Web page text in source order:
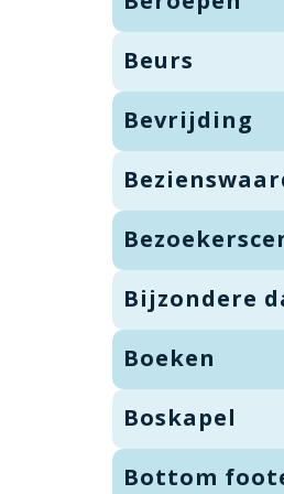
Beurs
Bevrijding
Bijzondere
Boeken
Boskapel
Bottom